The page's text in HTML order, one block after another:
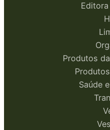
Produtos
Saúde